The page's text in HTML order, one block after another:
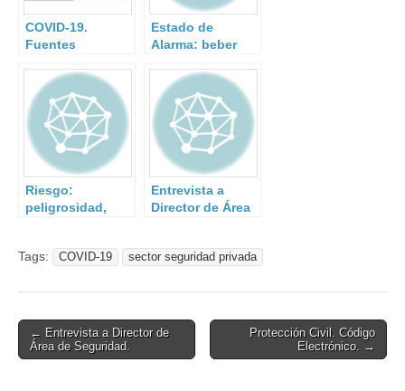
COVID-19.
Fuentes
Estado de
Alarma: beber
Riesgo:
peligrosidad,
Entrevista a
Director de Área
Tags: COVID-19 sector seguridad privada
Post
navigation
← Entrevista a Director de
Área de Seguridad.
Protección Civil. Código
Electrónico. →